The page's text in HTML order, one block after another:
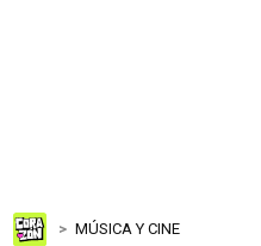
MÚSICA Y CINE